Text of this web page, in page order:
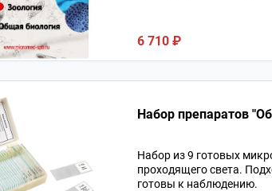
6 710 ₽
Набор препаратов
Набор из 9 готовых
проходящего света.
готовы к наблюдению.